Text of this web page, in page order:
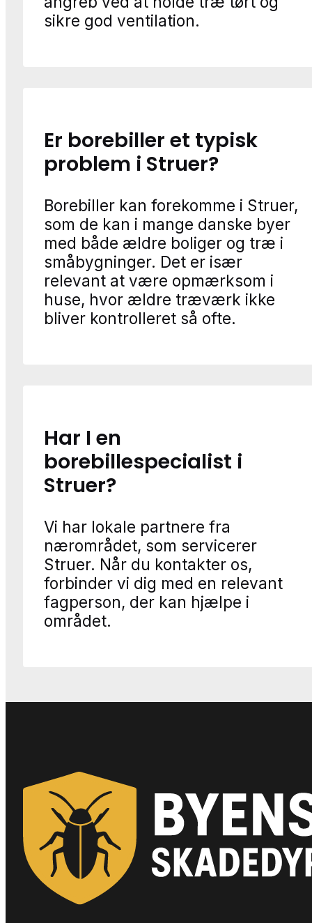
sikre god ventilation.
Er borebiller et typisk
problem i Struer?
Borebiller kan forekomme i Struer,
som de kan i mange danske byer
med både ældre boliger og træ i
småbygninger. Det er især
relevant at være opmærksom i
huse, hvor ældre træværk ikke
bliver kontrolleret så ofte.
Har I en
borebillespecialist i
Struer?
Vi har lokale partnere fra
nærområdet, som servicerer
Struer. Når du kontakter os,
forbinder vi dig med en relevant
fagperson, der kan hjælpe i
området.